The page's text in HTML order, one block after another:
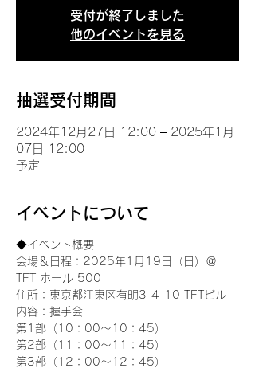
受付が終了しました
他のイベントを見る
抽選受付期間
2024年12月27日 12:00 – 2025年1月
07日 12:00
予定
イベントについて
◆イベント概要
会場＆日程：2025年1月19日（日）＠
TFT ホール 500
住所：東京都江東区有明3-4-10 TFTビル
内容：握手会
第1部（10：00～10：45）
第2部（11：00～11：45）
第3部（12：00～12：45）